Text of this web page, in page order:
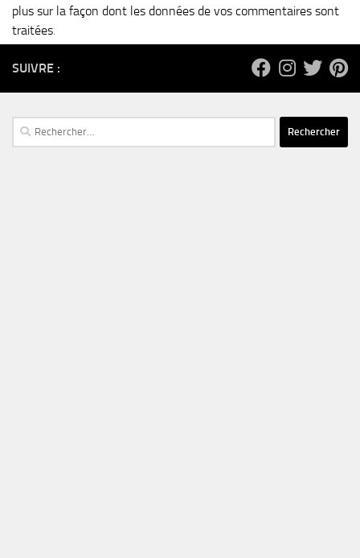
plus sur la façon dont les données de vos commentaires sont
traitées.
SUIVRE :
Rechercher :